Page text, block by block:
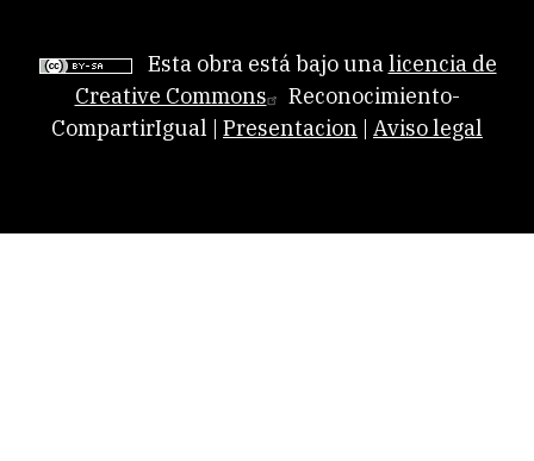
Esta obra está bajo unalicencia de
Creative Commons
Reconocimiento-
CompartirIgual | Presentacion | Aviso legal